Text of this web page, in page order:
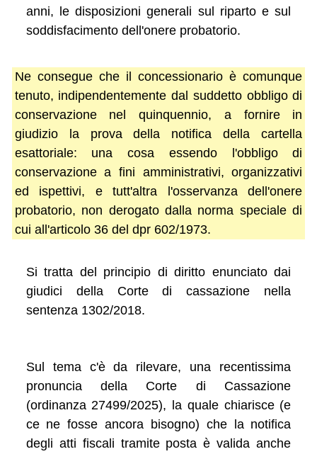
anni, le disposizioni generali sul riparto e sul
soddisfacimento dell'onere probatorio.
Ne consegue che il concessionario è comunque
tenuto, indipendentemente dal suddetto obbligo di
conservazione nel quinquennio, a fornire in
giudizio la prova della notifica della cartella
esattoriale: una cosa essendo l'obbligo di
conservazione a fini amministrativi, organizzativi
ed ispettivi, e tutt'altra l'osservanza dell'onere
probatorio, non derogato dalla norma speciale di
cui all'articolo 36 del dpr 602/1973.
Si tratta del principio di diritto enunciato dai
giudici della Corte di cassazione nella
sentenza 1302/2018.
Sul tema c'è da rilevare, una recentissima
pronuncia della Corte di Cassazione
(ordinanza 27499/2025), la quale chiarisce (e
ce ne fosse ancora bisogno) che la notifica
degli atti fiscali tramite posta è valida anche